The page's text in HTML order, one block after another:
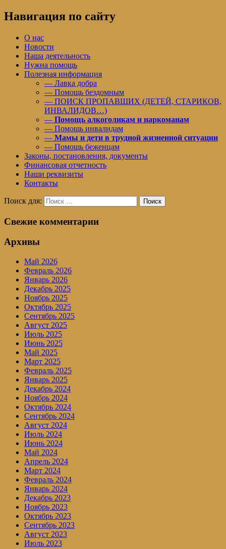
Навигация по сайту
О нас
Новости
Наша деятельность
Нужна помощь
Полезная информация
— Лавка добра
— Помощь бездомным
— ПОИСК ПРОПАВШИХ (ДЕТЕЙ, СТАРИКОВ,
ИНВАЛИДОВ…)
— Помощь алкоголикам и наркоманам
— Помощь инвалидам
— Мамы и дети в трудной жизненной ситуации
— Помощь беженцам
Законы, постановления, документы
Финансовая отчетность
Наши реквизиты
Контакты
Поиск для: Поиск
Свежие комментарии
Архивы
Май 2026
Февраль 2026
Январь 2026
Декабрь 2025
Ноябрь 2025
Октябрь 2025
Сентябрь 2025
Август 2025
Июль 2025
Июнь 2025
Май 2025
Март 2025
Февраль 2025
Январь 2025
Декабрь 2024
Ноябрь 2024
Октябрь 2024
Сентябрь 2024
Август 2024
Июль 2024
Июнь 2024
Май 2024
Апрель 2024
Март 2024
Февраль 2024
Январь 2024
Декабрь 2023
Ноябрь 2023
Октябрь 2023
Сентябрь 2023
Август 2023
Июль 2023